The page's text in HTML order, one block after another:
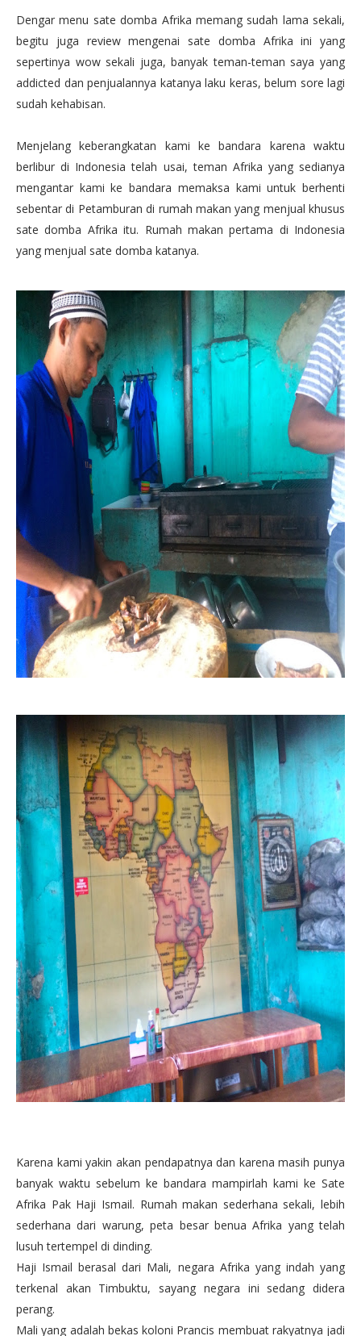
Dengar menu sate domba Afrika memang sudah lama sekali,
begitu juga review mengenai sate domba Afrika ini yang
sepertinya wow sekali juga, banyak teman-teman saya yang
addicted dan penjualannya katanya laku keras, belum sore lagi
sudah kehabisan.
Menjelang keberangkatan kami ke bandara karena waktu
berlibur di Indonesia telah usai, teman Afrika yang sedianya
mengantar kami ke bandara memaksa kami untuk berhenti
sebentar di Petamburan di rumah makan yang menjual khusus
sate domba Afrika itu. Rumah makan pertama di Indonesia
yang menjual sate domba katanya.
Karena kami yakin akan pendapatnya dan karena masih punya
banyak waktu sebelum ke bandara mampirlah kami ke Sate
Afrika Pak Haji Ismail. Rumah makan sederhana sekali, lebih
sederhana dari warung, peta besar benua Afrika yang telah
lusuh tertempel di dinding.
Haji Ismail berasal dari Mali, negara Afrika yang indah yang
terkenal akan Timbuktu, sayang negara ini sedang didera
perang.
Mali yang adalah bekas koloni Prancis membuat rakyatnya jadi